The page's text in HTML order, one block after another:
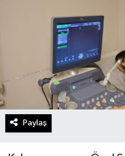
Paylaş